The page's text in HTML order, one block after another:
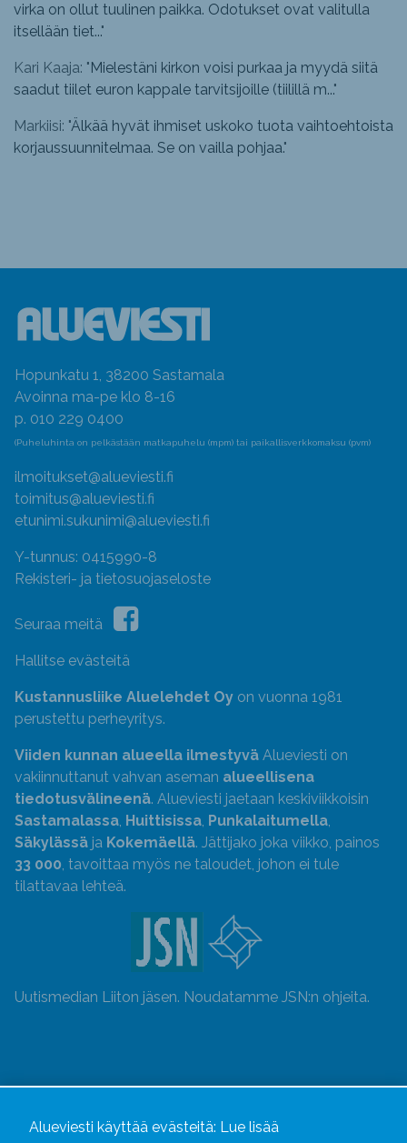
virka on ollut tuulinen paikka. Odotukset ovat valitulla
itsellään tiet..."
Kari Kaaja: "Mielestäni kirkon voisi purkaa ja myydä siitä
saadut tiilet euron kappale tarvitsijoille (tiilillä m..."
Markiisi: "Älkää hyvät ihmiset uskoko tuota vaihtoehtoista
korjaussuunnitelmaa. Se on vailla pohjaa."
Hopunkatu 1, 38200 Sastamala
Avoinna ma-pe klo 8-16
p. 010 229 0400
(Puheluhinta on pelkästään matkapuhelu (mpm) tai paikallisverkkomaksu (pvm)
ilmoitukset@alueviesti.fi
toimitus@alueviesti.fi
etunimi.sukunimi@alueviesti.fi
Y-tunnus: 0415990-8
Rekisteri- ja tietosuojaseloste
Seuraa meitä
Hallitse evästeitä
Kustannusliike Aluelehdet Oy on vuonna 1981
perustettu perheyritys.
Viiden kunnan alueella ilmestyvä Alueviesti on
vakiinnuttanut vahvan aseman alueellisena
tiedotusvälineenä. Alueviesti jaetaan keskiviikkoisin
Sastamalassa, Huittisissa, Punkalaitumella,
Säkylässä ja Kokemäellä. Jättijako joka viikko, painos
33 000, tavoittaa myös ne taloudet, johon ei tule
tilattavaa lehteä.
Uutismedian Liiton jäsen. Noudatamme JSN:n ohjeita.
Alueviesti käyttää evästeitä: Lue lisää